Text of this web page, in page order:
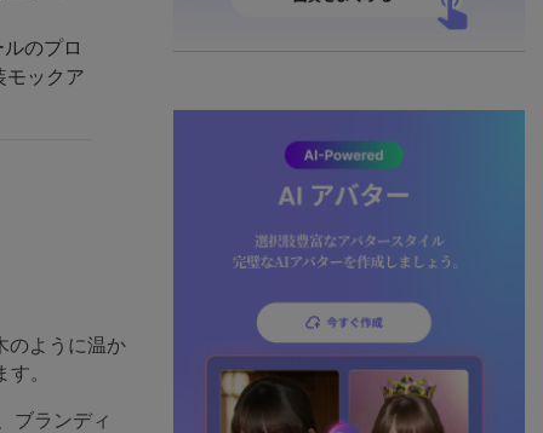
のプロ
モックア
のように温か
。
ブランディ